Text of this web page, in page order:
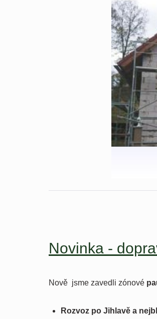
Novinka -
Nově jsme zavedli zónové
Rozvoz po Jihlavě a